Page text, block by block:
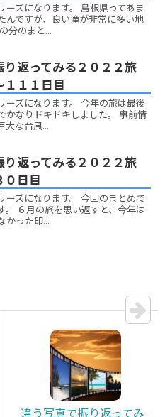
ーズになります。 島根県ってあま
んですが、良い滝が非常に多い地
分のまと...
り返ってみる２０２２旅
１１１日目
ーズになります。 今年の旅は最後
かなりドキドキしました。 事前情
大な台風...
り返ってみる２０２２旅
０日目
ーズになります。 今回のまとめで
。 ６月の旅を思い返すと、今年は
かった印...
違う写真で振り返ってみ